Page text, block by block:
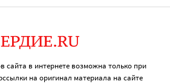
сайта в интернете возможна только при
на оригинал материала на сайте